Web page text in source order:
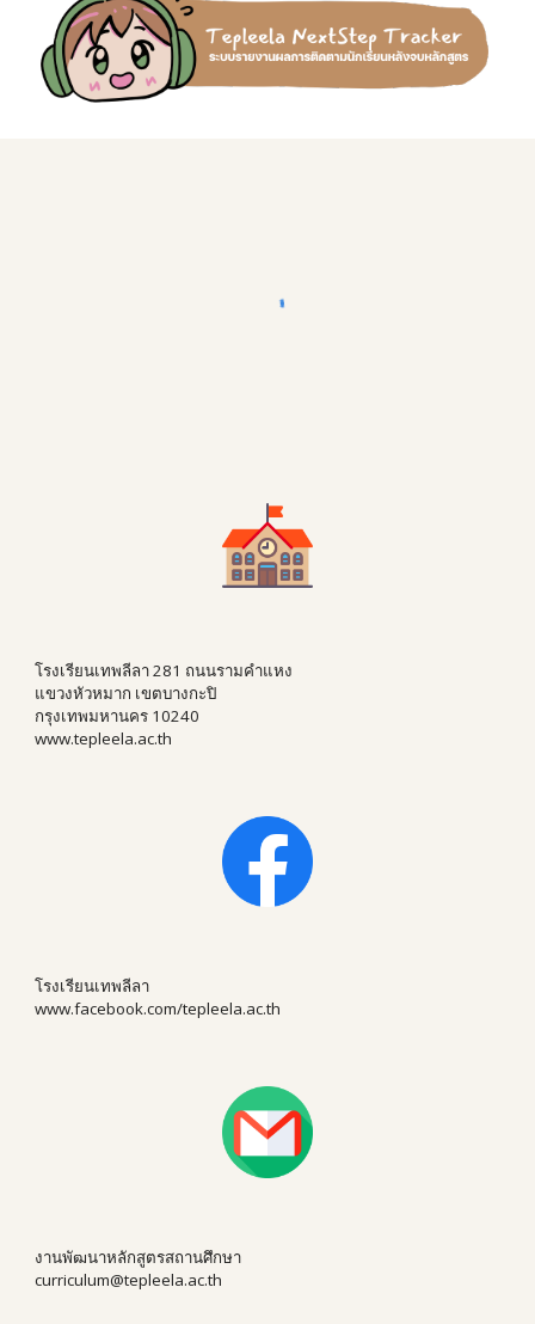
โรงเรียนเทพลีลา 281 ถนนรามคำแหง
แขวงหัวหมาก เขตบางกะปิ
กรุงเทพมหานคร 10240
www.tepleela.ac.th
โรงเรียนเทพลีลา
www.facebook.com/tepleela.ac.th
งานพัฒนาหลักสูตรสถานศึกษา
curriculum@tepleela.ac.th